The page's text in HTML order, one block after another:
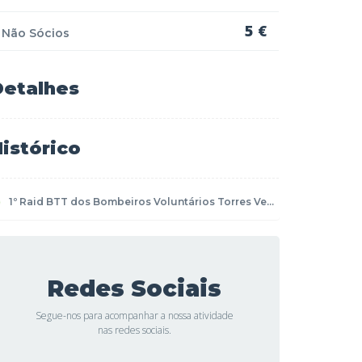
Não Sócios 5 €
1º Raid BTT dos Bombeiros Voluntários Torres Ve...
Redes Sociais
Segue-nos para acompanhar a nossa atividade
nas redes sociais.